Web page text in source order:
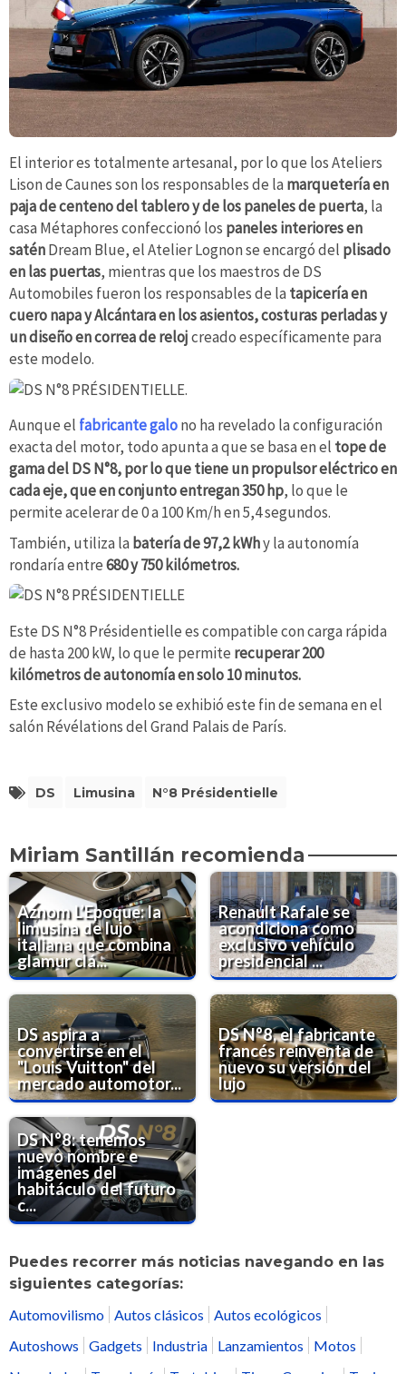
El interior es totalmente artesanal, por lo que los Ateliers
Lison de Caunes son los responsables de la marquetería en
paja de centeno del tablero y de los paneles de puerta, la
casa Métaphores confeccionó los paneles interiores en
saténDream Blue, el Atelier Lognon se encargó del plisado
en las puertas, mientras que los maestros de DS
Automobiles fueron los responsables de la tapicería en
cuero napa y Alcántara en los asientos, costuras perladas y
un diseño en correa de relojcreado específicamente para
este modelo.
Aunque el fabricante galono ha revelado la configuración
exacta del motor, todo apunta a que se basa en el tope de
gama del DS N°8, por lo que tiene un propulsor eléctrico en
cada eje, que en conjunto entregan 350 hp, lo que le
permite acelerar de 0 a 100 Km/h en 5,4 segundos.
También, utiliza la batería de 97,2 kWhy la autonomía
rondaría entre680 y 750 kilómetros.
Este DS N°8 Présidentielle es compatible con carga rápida
de hasta 200 kW, lo que le permite recuperar 200
kilómetros de autonomía en solo 10 minutos.
Este exclusivo modelo se exhibió este fin de semana en el
salón Révélations del Grand Palais de París.
DS Limusina N°8 Présidentielle
Miriam Santillán recomienda
Aznom L’Epoque: la
limusina de lujo
italiana que combina
glamur clá...
Renault Rafale se
acondiciona como
exclusivo vehículo
presidencial ...
DS aspira a
convertirse en el
"Louis Vuitton" del
mercado automotor...
DS N°8, el fabricante
francés reinventa de
nuevo su versión del
lujo
DS N°8: tenemos
nuevo nombre e
imágenes del
habitáculo del futuro
c...
Puedes recorrer más noticias navegando en las
siguientes categorías:
Automovilismo
Autos clásicos
Autos ecológicos
Autoshows
Gadgets Industria Lanzamientos
Motos